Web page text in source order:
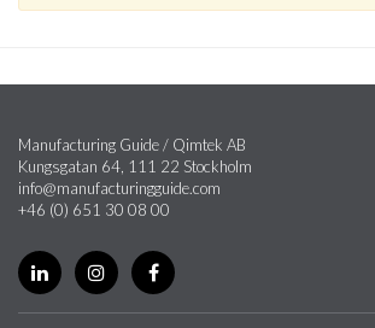
Manufacturing Guide / Qimtek AB
Kungsgatan 64, 111 22 Stockholm
info@manufacturingguide.com
+46 (0) 651 30 08 00